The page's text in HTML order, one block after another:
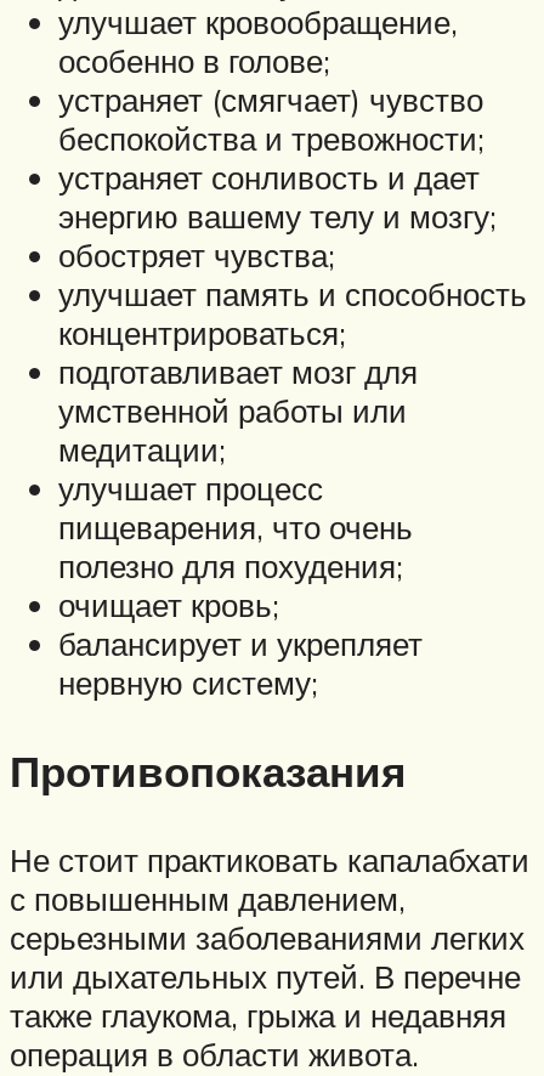
улучшает кровообращение,
особенно в голове;
устраняет (смягчает) чувство
беспокойства и тревожности;
устраняет сонливость и дает
энергию вашему телу и мозгу;
обостряет чувства;
улучшает память и способность
концентрироваться;
подготавливает мозг для
умственной работы или
медитации;
улучшает процесс
пищеварения, что очень
полезно для похудения;
очищает кровь;
балансирует и укрепляет
нервную систему;
Противопоказания
Не стоит практиковать капалабхати
с повышенным давлением,
серьезными заболеваниями легких
или дыхательных путей. В перечне
также глаукома, грыжа и недавняя
операция в области живота.